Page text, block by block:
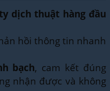
dịch thuật hàng đầu
hồi thông tin nhanh
bạch, cam kết đúng
nhận được và không